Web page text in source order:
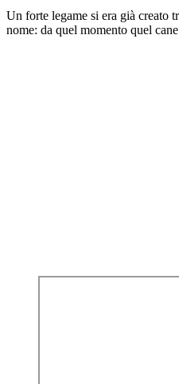
Un forte legame si era già creato
nome: da quel momento quel